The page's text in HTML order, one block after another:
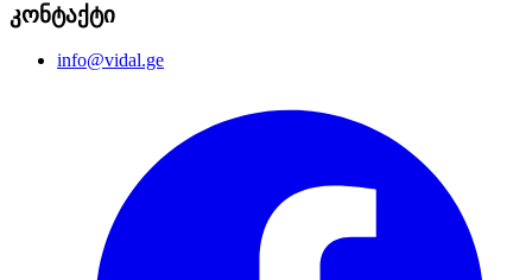
კონტაქტი
info@vidal.ge